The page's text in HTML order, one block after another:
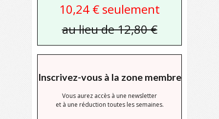
10,24 € seulement
au lieu de 12,80 €
Inscrivez-vous à la zone membre
Vous aurez accès à une newsletter
et à une réduction toutes les semaines.